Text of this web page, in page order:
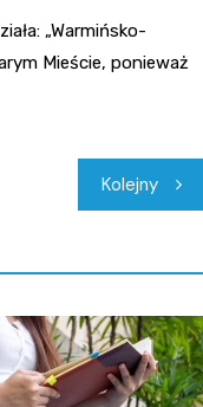
„Warmińsko-
Mieście, ponieważ
Kolejny